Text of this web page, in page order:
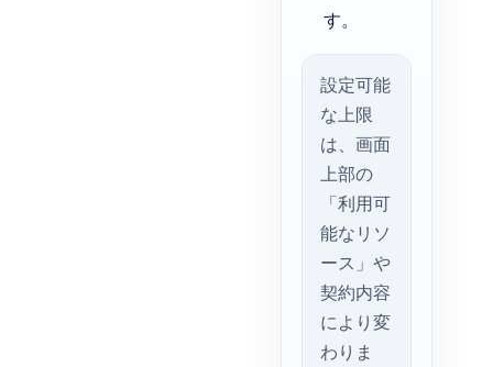
す。
設定可能
な上限
は、画面
上部の
「利用可
能なリソ
ース」や
契約内容
により変
わりま